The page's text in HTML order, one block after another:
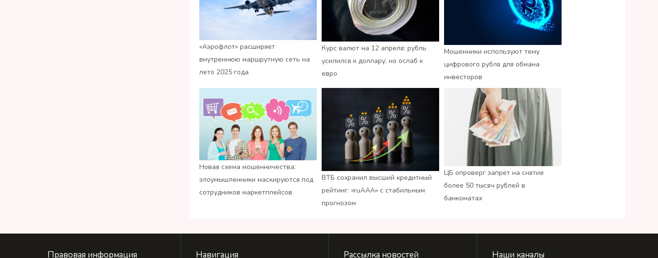
«Аэрофлот» расширяет
внутреннюю маршрутную сеть на
лето 2025 года
Курс валют на 12 апреля: рубль
усилился к доллару, но ослаб к
евро
Мошенники используют тему
цифрового рубля для обмана
инвесторов
Новая схема мошенничества:
злоумышленники маскируются под
сотрудников маркетплейсов
ВТБ сохранил высший кредитный
рейтинг: «ruАAA» с стабильным
прогнозом
ЦБ опроверг запрет на снятие
более 50 тысяч рублей в
банкоматах
Правовая информация Навигация Рассылка новостей Наши каналы